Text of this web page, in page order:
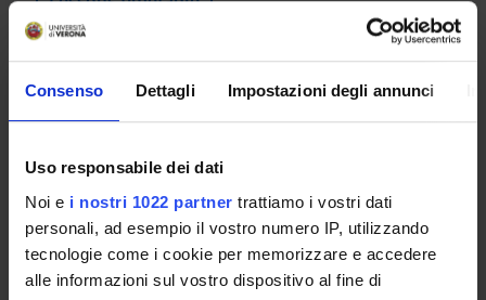
Consenso Dettagli Impostazioni degli annunci
Uso responsabile dei dati
Noi e i nostri 1022 partner trattiamo i vostri dati
personali, ad esempio il vostro numero IP, utilizzando
tecnologie come i cookie per memorizzare e accedere
alle informazioni sul vostro dispositivo al fine di
ANATOMIA PATOLOGICA
1
Period
2 SEMESTRE PROFESSIONI SANITARIE
Academic staff